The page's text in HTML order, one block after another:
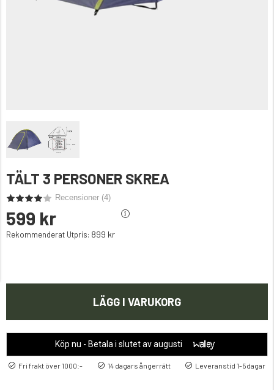
TÄLT 3 PERSONER SKREA
Recensioner (4)
599 kr
Rekommenderat Utpris: 899 kr
LÄGG I VARUKORG
Köp nu - Betala i slutet av augusti
Fri frakt över 1000:- 14 dagars ångerrätt Leveranstid 1-5dagar